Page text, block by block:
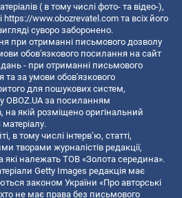
( в тому числі фото- та відео-),
https://www.obozrevatel.com та всіх його
суворо заборонено.
при отриманні письмового дозволу
обов'язкового посилання на сайт
- при отриманні письмового
та за умови обов'язкового
для пошукових систем,
OBOZ.UA за посиланням
, на якій розміщено оригінальний
в тому числі інтерв’ю, статті,
творами журналістів редакції,
які належать ТОВ «Золота середина».
Getty Images редакція має
законом України «Про авторські
не має права без письмового